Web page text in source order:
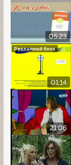
05:23
01:14
Рекламный блок
21:06